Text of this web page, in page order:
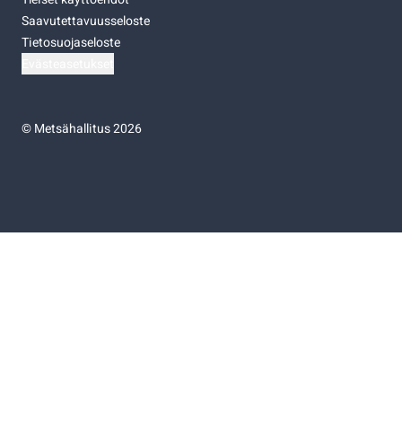
Saavutettavuusseloste
Tietosuojaseloste
©Metsähallitus 2026